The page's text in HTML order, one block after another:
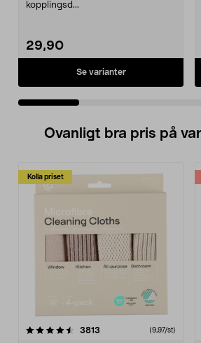
kopplingsd...
29,90
Se varianter
Ovanligt bra pris på
Kolla priset
3813 (9,97/st)
4.0av 5 stjärnor